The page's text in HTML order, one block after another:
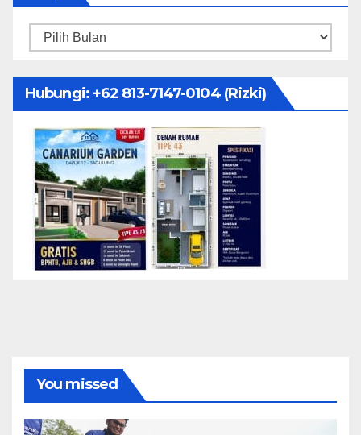
Arsip
Hubungi: ‪+62 813-7147-0104‬ (Rizki)
You missed